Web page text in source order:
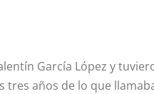
García López y
años de lo que